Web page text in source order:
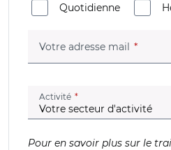
Quotidienne
Votre adresse mail
Activité (champ obligatoire)
Pour en savoir plus sur le